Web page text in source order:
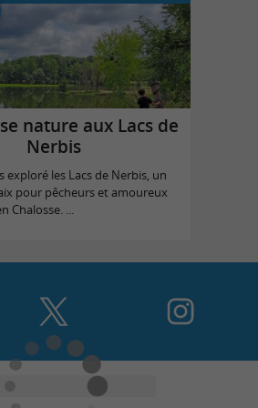
nature aux Lacs de
Nerbis
exploré les Lacs de Nerbis, un
pour pêcheurs et amoureux
Chalosse. ...